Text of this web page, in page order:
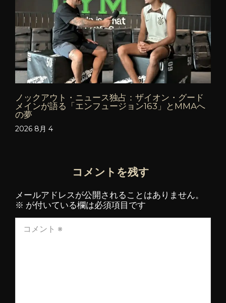
ノックアウト・ニュース独占：ザイオン・グード
メインが語る「エンフュージョン163」とMMAへ
の夢
2026 8月 4
コメントを残す
メールアドレスが公開されることはありません。
※ が付いている欄は必須項目です